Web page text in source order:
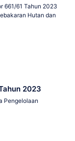
661/61 Tahun 2023
Hutan dan
2023
Pengelolaan